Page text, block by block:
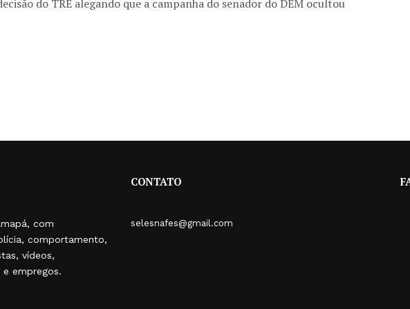
do TRE alegando que a campanha do senador do DEM ocultou
com
comportamento,
vídeos,
empregos.
CONTATO
selesnafes@gmail.com